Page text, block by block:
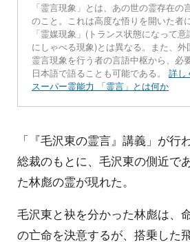
「霊言現象」とは、あの世の霊存在の
のこと。これは高度な悟りを開いた者
「霊媒現象」(トランス状態になって
にしゃべる現象)とは異なる。また、外
霊言現象を行う者の言語中枢から、必
日本語で語ることも可能である。 詳
スーパー霊能力 「霊言」とは何か
「『毛沢東の霊言』講義」が行
総裁のもとに、毛沢東の側近で
た林彪の霊が現れた。
毛沢東と袂を分かった林彪は、
の亡命を決意するが、搭乗した